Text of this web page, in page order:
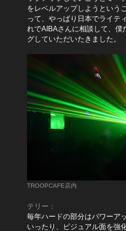
をレベルアップしようという
って、やっぱり日本でライテ
れでAIBAさんに相談して、僕
グしていただいたきました。
TROOPCAFE店内
テリー：
毎年ハードの部分はパワーア
いったり、ビジュアル面を強